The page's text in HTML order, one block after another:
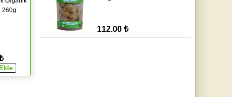
260g
112.00 ₺